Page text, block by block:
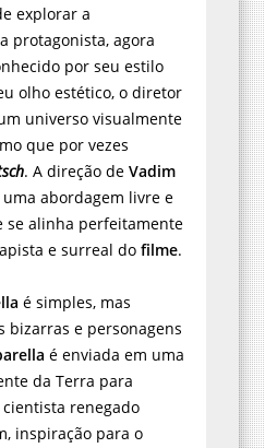
explorar a
protagonista, agora
por seu estilo
olho estético, o diretor
universo visualmente
que por vezes
. A direção de Vadim
abordagem livre e
se alinha perfeitamente
e surreal do filme.
é simples, mas
bizarras e personagens
é enviada em uma
da Terra para
renegado
inspiração para o